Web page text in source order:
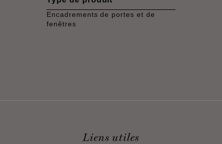
Encadrements de portes et de
fenêtres
Liens utiles